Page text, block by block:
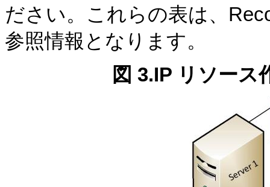
ださい。これらの表は、
参照情報となります。
図 3.IP リソース